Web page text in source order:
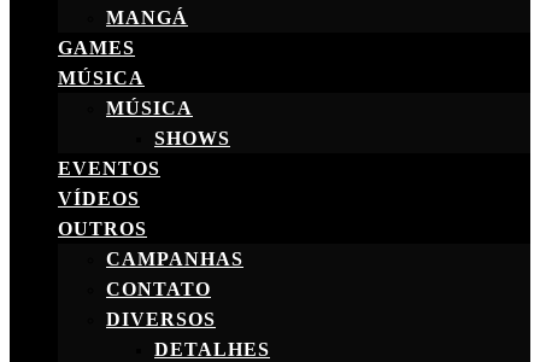
MANGÁ
GAMES
MÚSICA
MÚSICA
SHOWS
EVENTOS
VÍDEOS
OUTROS
CAMPANHAS
CONTATO
DIVERSOS
DETALHES